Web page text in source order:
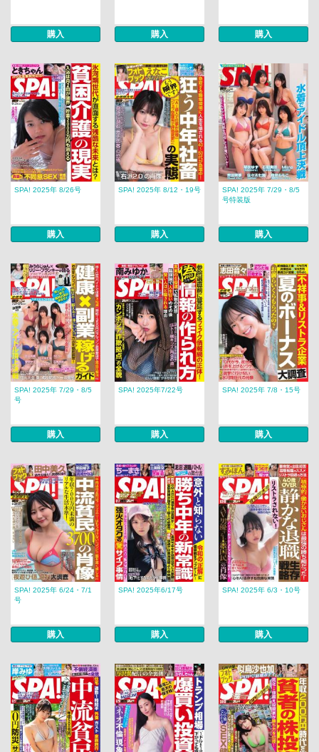
購入 購入 購入
SPA! 2025年 8/26号
購入
SPA! 2025年 8/12・19号
購入
SPA! 2025年 7/29・8/5
号特装版
購入
SPA! 2025年 7/29・8/5
号
購入
SPA! 2025年7/22号
購入
SPA! 2025年 7/8・15号
購入
SPA! 2025年 6/24・7/1
号
購入
SPA! 2025年6/17号
購入
SPA! 2025年 6/3・10号
購入